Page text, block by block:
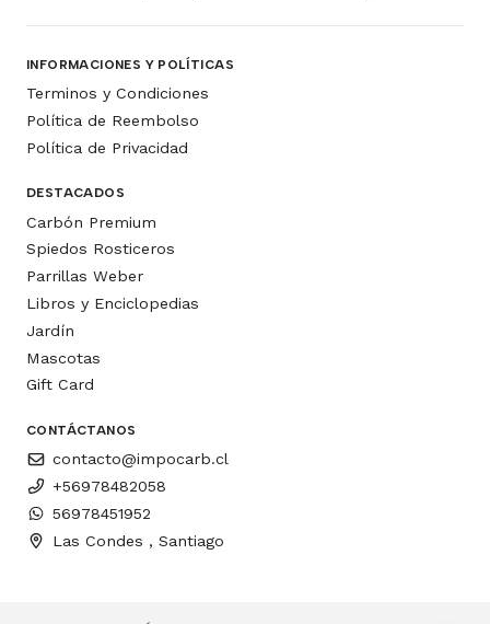
INFORMACIONES Y POLÍTICAS
Terminos y Condiciones
Política de Reembolso
Política de Privacidad
DESTACADOS
Carbón Premium
Spiedos Rosticeros
Parrillas Weber
Libros y Enciclopedias
Jardín
Mascotas
Gift Card
CONTÁCTANOS
contacto@impocarb.cl
+56978482058
56978451952
Las Condes , Santiago